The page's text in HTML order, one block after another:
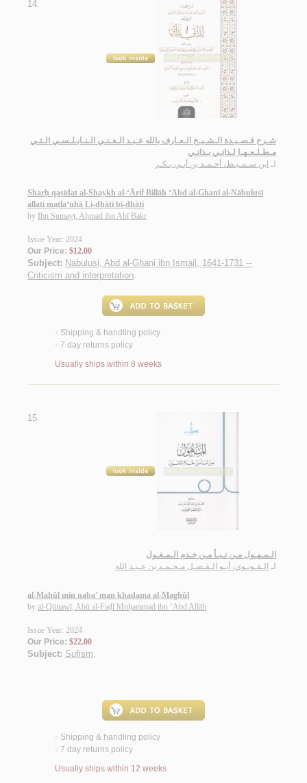
14.
شـرح قـصـيـدة الـشـيـخ الـعـارف بالله عـبـد الـغـنـي الـنـابـلـسـي الـتـي
مـطـلـعـهـا لـذاتـي بـذاتـي
لـ ابن سـمـيـط، أحـمـد بن أبـي بـكـر
Sharḥ qaṣīdat al-Shaykh al-‘Ārif Billāh ‘Abd al-Ghanī al-Nābulusī
allatī maṭla‘uhā Li-dhātī bi-dhātī
by Ibn Sumayṭ, Aḥmad ibn Abī Bakr
Issue Year: 2024
Our Price: $12.00
Subject: Nabulusi, Abd al-Ghani ibn Ismail, 1641-1731 --
Criticism and interpretation.
< Shipping & handling policy
< 7 day returns policy
Usually ships within 8 weeks
15.
الـمـهـول مـن نـبـأ مـن خـدم الـمـغـول
لـ الـقـونـوي، أبـو الـفـضـل مـحـمـد بن عـبـد الله
al-Mahūl min naba’ man khadama al-Maghūl
by al-Qūnawī, Abū al-Faḍl Muḥammad ibn ‘Abd Allāh
Issue Year: 2024
Our Price: $22.00
Subject: Sufism.
< Shipping & handling policy
< 7 day returns policy
Usually ships within 12 weeks